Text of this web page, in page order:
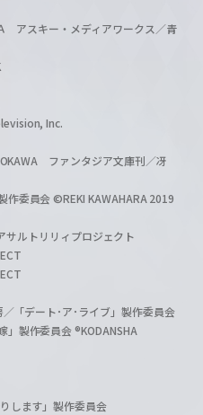
アスキー・メディアワークス／青
Inc.
ファンタジア文庫刊／冴
委員会 ©REKI KAWAHARA 2019
ルトリリィプロジェクト
「デート･ア･ライブ」製作委員会
製作委員会 ®KODANSHA
します」製作委員会